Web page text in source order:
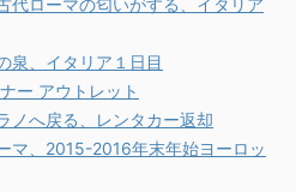
泉、イタリア１日目
ー アウトレット
ノへ戻る、レンタカー返却
マ、2015-2016年末年始ヨーロッ